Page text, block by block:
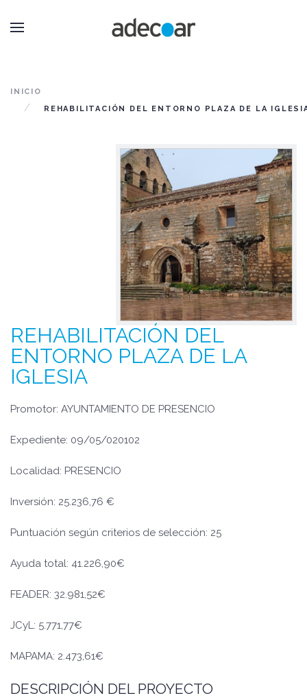
INICIO
REHABILITACIÓN DEL ENTORNO PLAZA DE LA
REHABILITACIÓN DEL
ENTORNO PLAZA DE LA
IGLESIA
Promotor: AYUNTAMIENTO DE PRESENCIO
Expediente: 09/05/020102
Localidad: PRESENCIO
Inversión: 25.236,76 €
Puntuación según criterios de selección: 25
Ayuda total: 41.226,90€
FEADER: 32.981,52€
JCyL: 5.771,77€
MAPAMA: 2.473,61€
DESCRIPCIÓN DEL PROYECTO